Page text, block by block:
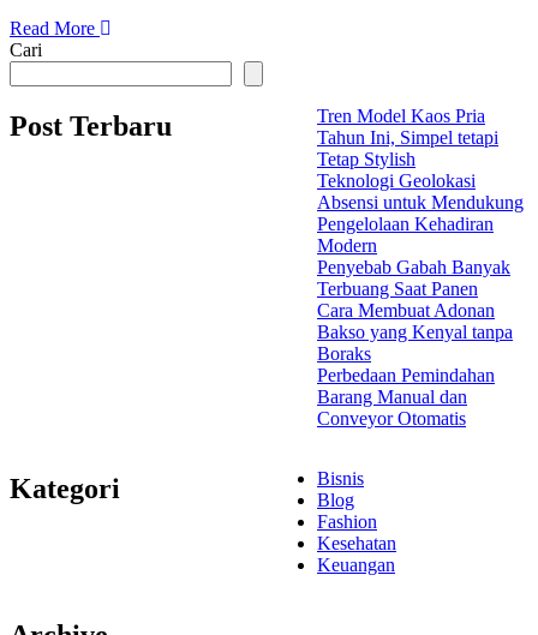
Read More
Cari
Post Terbaru
Tren Model Kaos Pria
Tahun Ini, Simpel tetapi
Tetap Stylish
Teknologi Geolokasi
Absensi untuk Mendukung
Pengelolaan Kehadiran
Modern
Penyebab Gabah Banyak
Terbuang Saat Panen
Cara Membuat Adonan
Bakso yang Kenyal tanpa
Boraks
Perbedaan Pemindahan
Barang Manual dan
Conveyor Otomatis
Kategori
Bisnis
Blog
Fashion
Kesehatan
Keuangan